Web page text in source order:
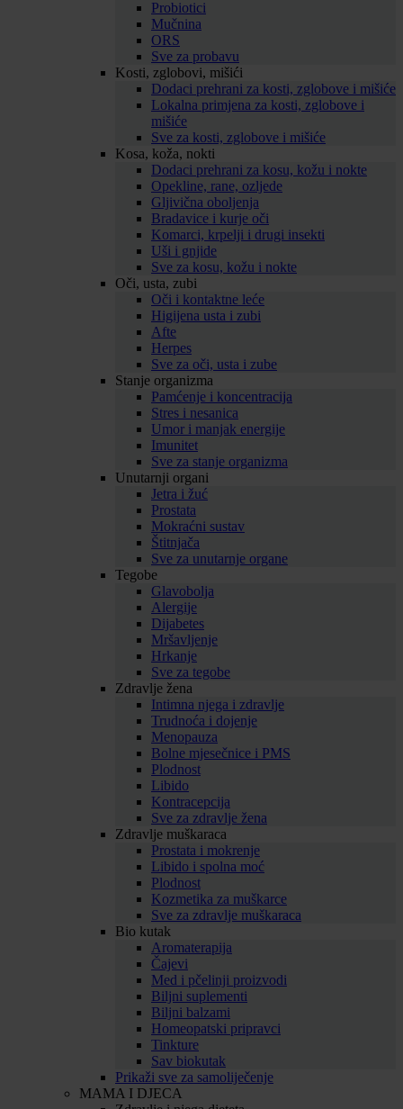
Probiotici
Mučnina
ORS
Sve za probavu
Kosti, zglobovi, mišići
Dodaci prehrani za kosti, zglobove i mišiće
Lokalna primjena za kosti, zglobove i
mišiće
Sve za kosti, zglobove i mišiće
Kosa, koža, nokti
Dodaci prehrani za kosu, kožu i nokte
Opekline, rane, ozljede
Gljivična oboljenja
Bradavice i kurje oči
Komarci, krpelji i drugi insekti
Uši i gnjide
Sve za kosu, kožu i nokte
Oči, usta, zubi
Oči i kontaktne leće
Higijena usta i zubi
Afte
Herpes
Sve za oči, usta i zube
Stanje organizma
Pamćenje i koncentracija
Stres i nesanica
Umor i manjak energije
Imunitet
Sve za stanje organizma
Unutarnji organi
Jetra i žuć
Prostata
Mokraćni sustav
Štitnjača
Sve za unutarnje organe
Tegobe
Glavobolja
Alergije
Dijabetes
Mršavljenje
Hrkanje
Sve za tegobe
Zdravlje žena
Intimna njega i zdravlje
Trudnoća i dojenje
Menopauza
Bolne mjesečnice i PMS
Plodnost
Libido
Kontracepcija
Sve za zdravlje žena
Zdravlje muškaraca
Prostata i mokrenje
Libido i spolna moć
Plodnost
Kozmetika za muškarce
Sve za zdravlje muškaraca
Bio kutak
Aromaterapija
Čajevi
Med i pčelinji proizvodi
Biljni suplementi
Biljni balzami
Homeopatski pripravci
Tinkture
Sav biokutak
Prikaži sve za samoliječenje
MAMA I DJECA